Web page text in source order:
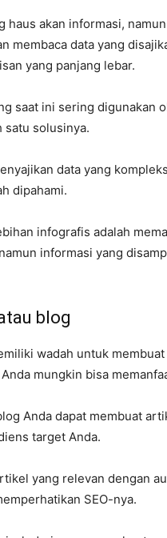
haus akan informasi, namun
membaca data yang
yang panjang lebar.
saat ini sering digunakan
satu solusinya.
data yang
dipahami.
infografis adalah
informasi yang
blog
wadah untuk
mungkin bisa
Anda dapat membuat
target Anda.
yang relevan dengan
SEO-nya.